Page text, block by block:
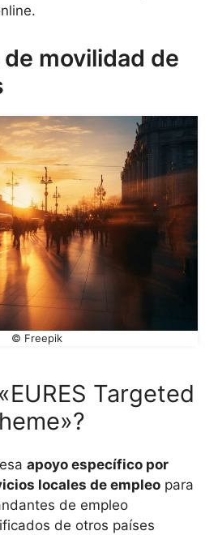
movilidad de
© Freepik
Targeted
apoyo específico por
locales de empleo para
de empleo
de otros países